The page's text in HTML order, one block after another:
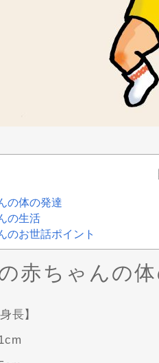
の体の発達
の生活
のお世話ポイント
赤ちゃんの
長】